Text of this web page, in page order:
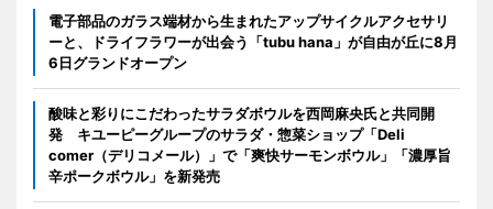
電子部品のガラス端材から生まれたアップサイクルアクセサリ
ーと、ドライフラワーが出会う「tubu hana」が自由が丘に8月
6日グランドオープン
酸味と彩りにこだわったサラダボウルを西岡麻央氏と共同開
発 キユーピーグループのサラダ・惣菜ショップ「Deli
comer（デリコメール）」で「爽快サーモンボウル」「濃厚旨
辛ポークボウル」を新発売